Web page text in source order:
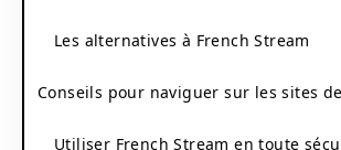
Les alternatives à French Stream
Conseils pour naviguer sur les sites
Utiliser French Stream en toute